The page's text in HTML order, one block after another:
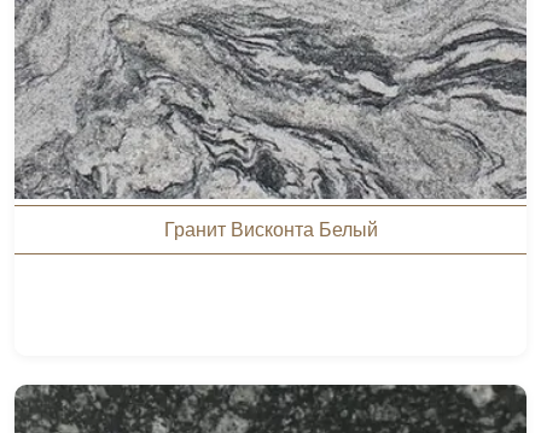
Гранит Висконта Белый